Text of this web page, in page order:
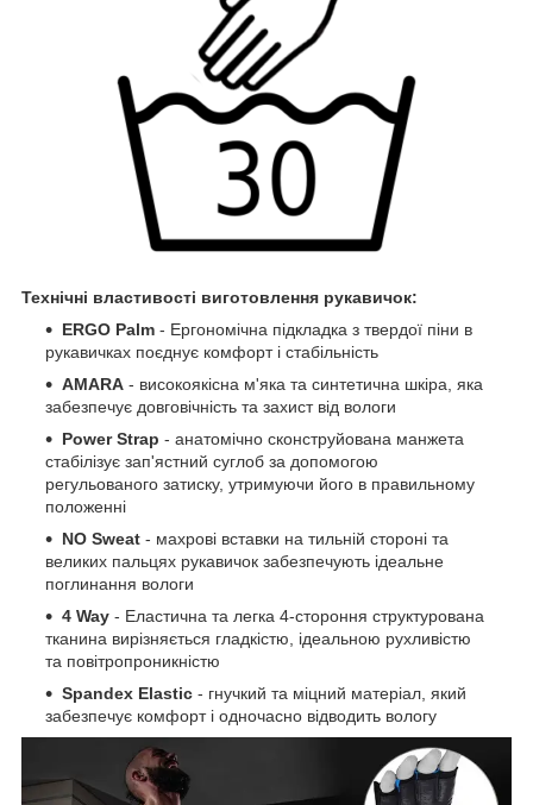
Технічні властивості виготовлення рукавичок:
ERGO Palm - Ергономічна підкладка з твердої піни в
рукавичках поєднує комфорт і стабільність
AMARA - високоякісна м'яка та синтетична шкіра, яка
забезпечує довговічність та захист від вологи
Power Strap - анатомічно сконструйована манжета
стабілізує зап'ястний суглоб за допомогою
регульованого затиску, утримуючи його в правильному
положенні
NO Sweat - махрові вставки на тильній стороні та
великих пальцях рукавичок забезпечують ідеальне
поглинання вологи
4 Way - Еластична та легка 4-стороння структурована
тканина вирізняється гладкістю, ідеальною рухливістю
та повітропроникністю
Spandex Elastic - гнучкий та міцний матеріал, який
забезпечує комфорт і одночасно відводить вологу